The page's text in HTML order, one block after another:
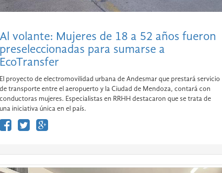
Al volante: Mujeres de 18 a 52 años fueron
preseleccionadas para sumarse a
EcoTransfer
El proyecto de electromovilidad urbana de Andesmar que prestará servicio
de transporte entre el aeropuerto y la Ciudad de Mendoza, contará con
conductoras mujeres. Especialistas en RRHH destacaron que se trata de
una iniciativa única en el país.